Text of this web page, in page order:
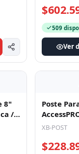
509
Ver
8"
/
Poste
Todas Las
XB-POST